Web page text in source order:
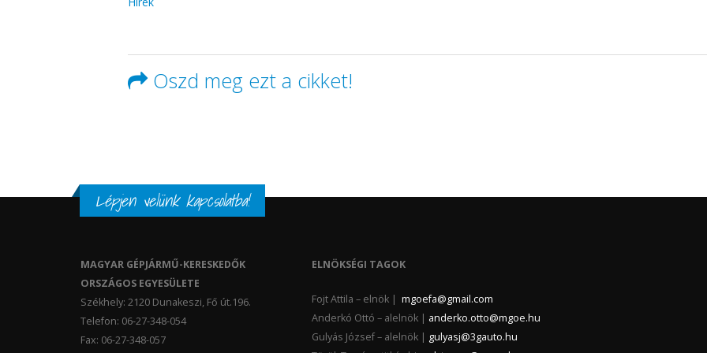
Oszd meg ezt a cikket!
Lépjen velünk kapcsolatba!
MAGYAR GÉPJÁRMŰ-KERESKEDŐK
ORSZÁGOS EGYESÜLETE
Székhely: 2120 Dunakeszi, Fő út.196.
Telefon: 06-27-348-054
Fax: 06-27-348-057
ELNÖKSÉGI TAGOK
Fojt Attila – elnök | mgoefa@gmail.com
Anderkó Ottó – alelnök | anderko.otto@mgoe.hu
Gulyás József – alelnök | gulyasj@3gauto.hu